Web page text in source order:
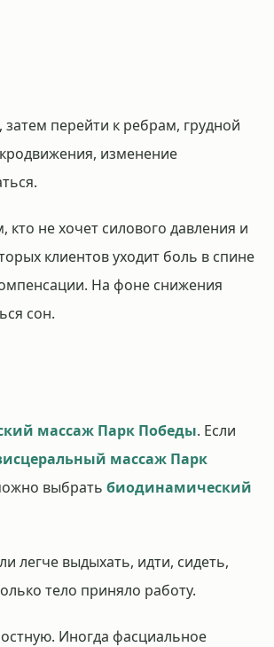
перейти к ребрам, грудной
изменение
не хочет силового давления и
клиентов уходит боль в спине
На фоне снижения
сон.
массаж Парк Победы. Если
массаж Парк
выбрать биодинамический
легче выдыхать, идти, сидеть,
тело приняло работу.
Иногда фасциальное